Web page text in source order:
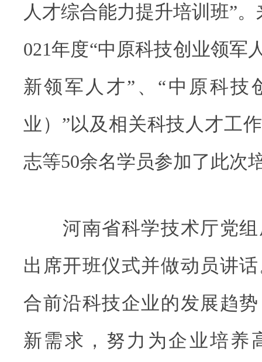
人才综合能力提升培训班”
021年度“中原科技创业领军
新领军人才”、“中原科技
业）”以及相关科技人才工
志等50余名学员参加了此次
河南省科学技术厅党组
出席开班仪式并做动员讲
合前沿科技企业的发展趋
新需求，努力为企业培养